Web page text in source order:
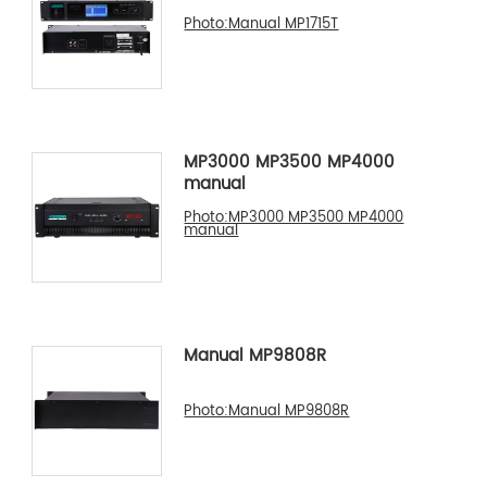
Photo:Manual MP1715T
MP3000 MP3500 MP4000
manual
Photo:MP3000 MP3500 MP4000
manual
Manual MP9808R
Photo:Manual MP9808R